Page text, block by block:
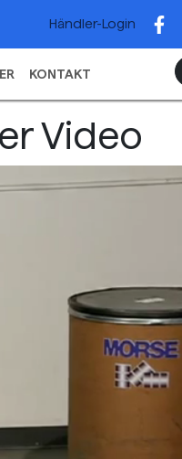
Händler-Login
KONTAKT
Video